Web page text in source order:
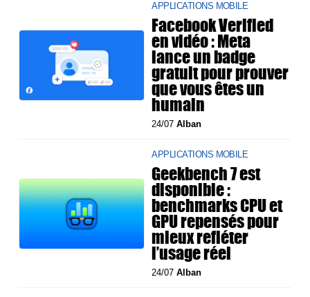
APPLICATIONS MOBILE
Facebook Verified
en vidéo : Meta
lance un badge
gratuit pour prouver
que vous êtes un
humain
24/07Alban
APPLICATIONS MOBILE
Geekbench 7 est
disponible :
benchmarks CPU et
GPU repensés pour
mieux refléter
l’usage réel
24/07Alban